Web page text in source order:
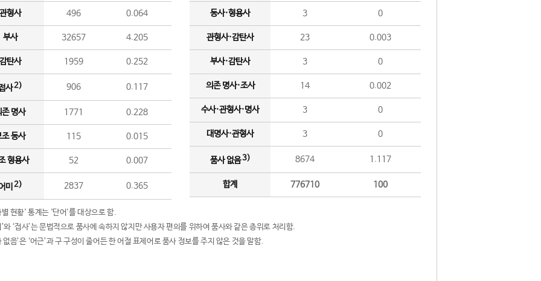
형사 496 0.064
부사 32657 4.205
탄사 1959 0.252
사2) 906 0.117
존 명사 1771 0.228
조 동사 115 0.015
형용사 52 0.007
미 2) 2837 0.365
동사·형용사 3 0
관형사·감탄사 23 0.003
부사·감탄사 3 0
의존 명사·조사 14 0.002
수사·관형사·명사 3 0
대명사·관형사 3 0
품사 없음3) 8674 1.117
합계 776710 100
현황' 통계는 '단어'를 대상으로 함.
와 ‘접사’는 문법적으로 품사에 속하지 않지만 사용자 편의를 위하여 품사와 같은 층위로 처리함.
없음’은 ‘어근’과 구 구성이 줄어든 한 어절 표제어로 품사 정보를 주지 않은 것을 말함.